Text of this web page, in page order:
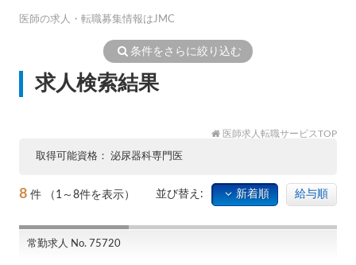
医師の求人・転職募集情報はJMC
条件をさらに絞り込む
求人検索結果
医師求人転職サービスTOP
取得可能資格 泌尿器科専門医
8 件 （1～8件を表示） 並び替え: 新着順 給与順
常勤求人 No. 75720